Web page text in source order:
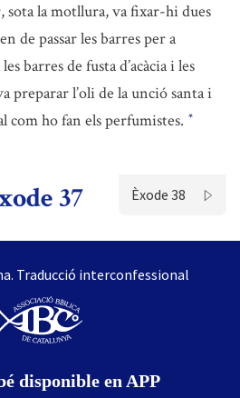
sota la motllura, va fixar-hi dues
de passar les barres per a
barres de fusta d’acàcia i les
preparar l’oli de la unció santa i
com ho fan els perfumistes. *
37 Èxode 38
Traducció interconfessional
disponible en APP